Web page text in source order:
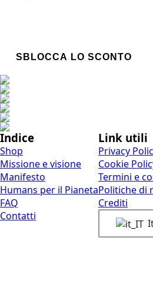
SBLOCCA LO SCONTO
Indice
Shop
Missione e visione
Manifesto
Humans per il Pianeta
FAQ
Contatti
Link utili
Privacy
Cookie
Termini e
Politiche di
Crediti